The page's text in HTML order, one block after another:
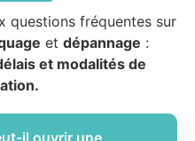
questions fréquentes sur
et dépannage :
et modalités de
il ouvrir une